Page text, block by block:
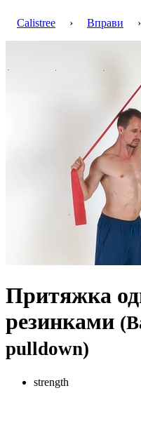
Calistree › Вправи
Притяжка
резинками
pulldown)
strength